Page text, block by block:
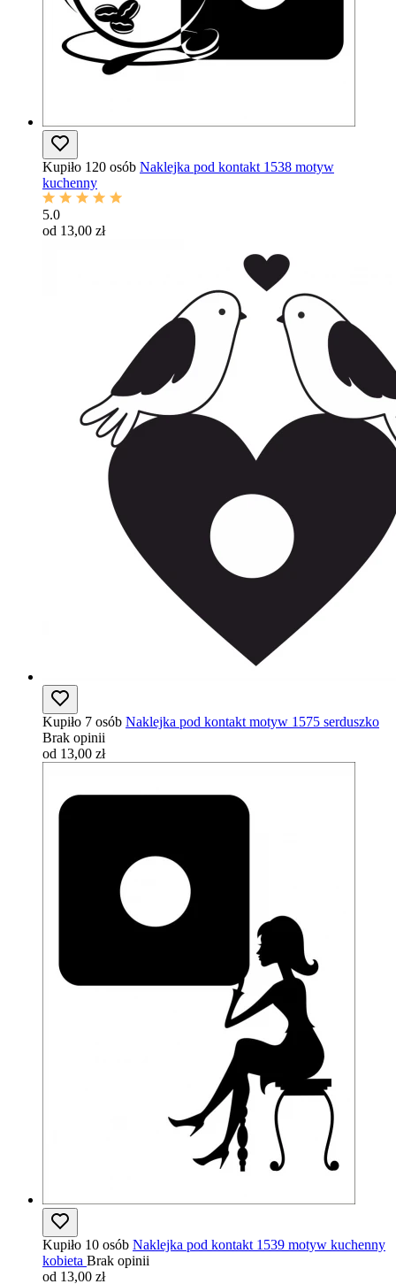
Kupiło 120 osób Naklejka pod kontakt 1538 motyw
kuchenny
5.0
od 13,00 zł
Kupiło 7 osób Naklejka pod kontakt motyw 1575 serduszko
Brak opinii
od 13,00 zł
Kupiło 10 osób Naklejka pod kontakt 1539 motyw kuchenny
kobieta Brak opinii
od 13,00 zł